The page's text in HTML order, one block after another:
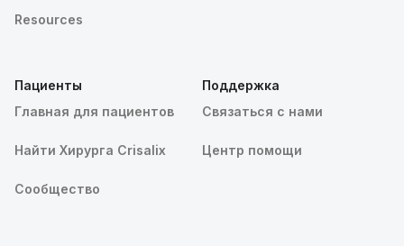
Resources
Пациенты
Главная для пациентов
Найти Хирурга Crisalix
Сообщество
Поддержка
Связаться с нами
Центр помощи